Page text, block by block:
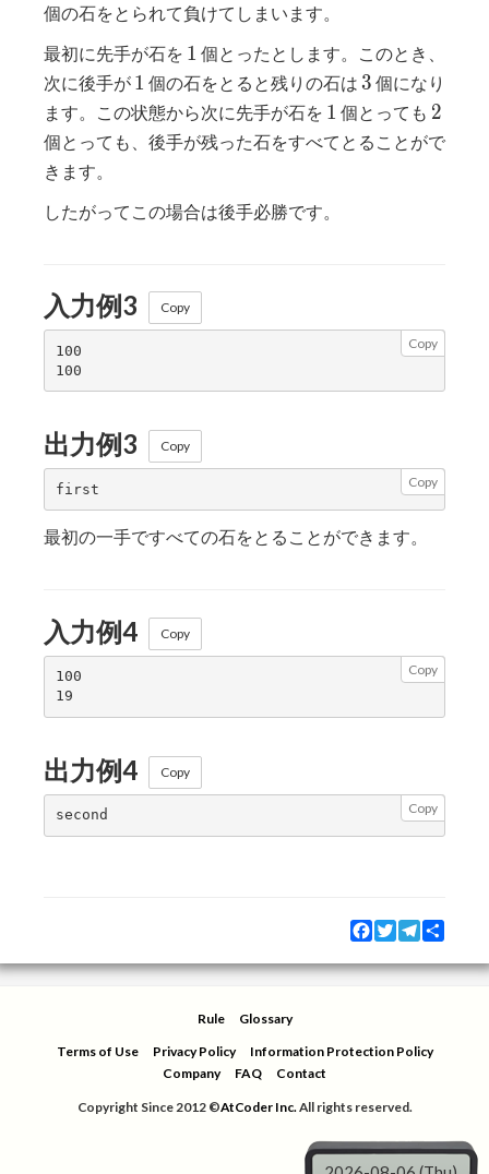
個の石をとられて負けてしまいます。
最初に先手が石を 1
1 個とったとします。このとき、
次に後手が 1
1 個の石をとると残りの石は 3
3 個になり
ます。この状態から次に先手が石を 1
1 個とっても 2
2
個とっても、後手が残った石をすべてとることがで
きます。
したがってこの場合は後手必勝です。
入力例3 Copy
Copy
100
出力例3 Copy
Copy
最初の一手ですべての石をとることができます。
入力例4 Copy
Copy
100
出力例4 Copy
Copy
Facebook
TwitterTelegram
Rule
Glossary
Terms of Use
Privacy Policy
Information Protection Policy
Company
FAQ Contact
Copyright Since 2012 ©AtCoder Inc. All rights reserved.